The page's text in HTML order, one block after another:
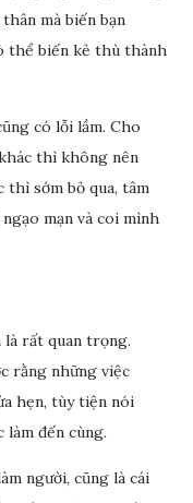
mà biến bạn
thể biến kẻ thù thành
có lỗi lầm. Cho
thì không nên
thì sớm bỏ qua, tâm
mạn và coi mình
rất quan trọng.
rằng những việc
hẹn, tùy tiện nói
đến cùng.
người, cũng là cái